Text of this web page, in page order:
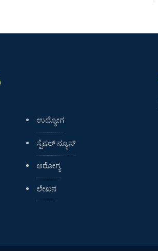
ಉದ್ಯೋಗ
ಸ್ಪೆಷಲ್ ನ್ಯೂಸ್
ಆರೋಗ್ಯ
ಲೇಖನ